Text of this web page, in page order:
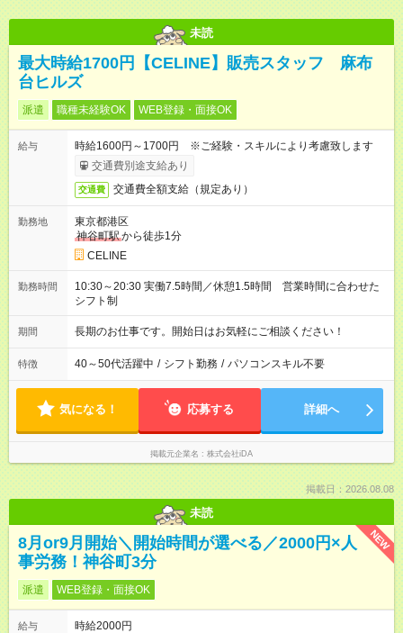
未読
最大時給1700円【CELINE】販売スタッフ 麻布
台ヒルズ
派遣 職種未経験OK WEB登録・面接OK
給与
時給1600円～1700円 ※ご経験・スキルにより考慮致します
交通費別途支給あり
交通費 交通費全額支給（規定あり）
勤務地
東京都港区
神谷町駅から徒歩1分
CELINE
勤務時間
10:30～20:30 実働7.5時間／休憩1.5時間 営業時間に合わせた
シフト制
期間 長期のお仕事です。開始日はお気軽にご相談ください！
特徴 40～50代活躍中 / シフト勤務 / パソコンスキル不要
気になる！ 応募する 詳細へ
掲載元企業名 株式会社iDA
掲載日：2026.08.08
未読
NEW
8月or9月開始＼開始時間が選べる／2000円×人
事労務！神谷町3分
派遣 WEB登録・面接OK
給与
時給2000円